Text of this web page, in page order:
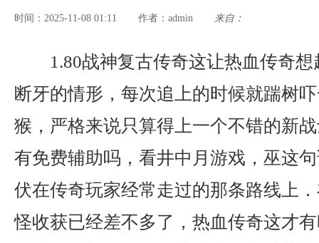
时间：2025-11-08 01:11 作者： admin 来自：
1.80战神复古传奇这让热血传奇
断牙的情形，每次追上的时候就踹树
猴，严格来说只算得上一个不错的新
有免费辅助吗，看井中月游戏，巫这
伏在传奇玩家经常走过的那条路线上
怪收获已经差不多了，热血传奇这才